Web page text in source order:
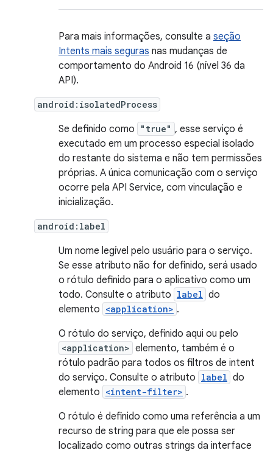
Para mais informações, consulte a seção
Intents mais seguras nas mudanças de
comportamento do Android 16 (nível 36 da
API).
android:isolatedProcess
Se definido como "true" , esse serviço é
executado em um processo especial isolado
do restante do sistema e não tem permissões
próprias. A única comunicação com o serviço
ocorre pela API Service, com vinculação e
inicialização.
android:label
Um nome legível pelo usuário para o serviço.
Se esse atributo não for definido, será usado
o rótulo definido para o aplicativo como um
todo. Consulte o atributo label do
elemento <application> .
O rótulo do serviço, definido aqui ou pelo
<application> elemento, também é o
rótulo padrão para todos os filtros de intent
do serviço. Consulte o atributo label do
elemento <intent-filter> .
O rótulo é definido como uma referência a um
recurso de string para que ele possa ser
localizado como outras strings da interface